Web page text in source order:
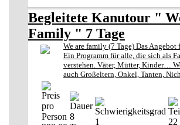
Begleitete Kanutour "
Family " 7 Tage
We are family (7 Tage) Das Angebot
Ein Programm für alle, die sich als
verstehen. Väter, Mütter, Kinder…
auch Großeltern, Onkel, Tanten,
8
1 22